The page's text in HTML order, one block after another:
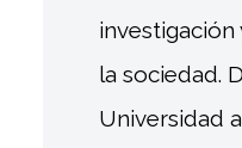
investigación
la sociedad.
Universidad